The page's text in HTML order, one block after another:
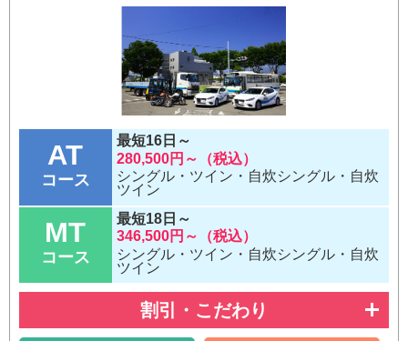
AT
コース
最短16日～
280,500円～（税込）
シングル・ツイン・自炊シングル・自炊
ツイン
MT
コース
最短18日～
346,500円～（税込）
シングル・ツイン・自炊シングル・自炊
ツイン
割引・こだわり